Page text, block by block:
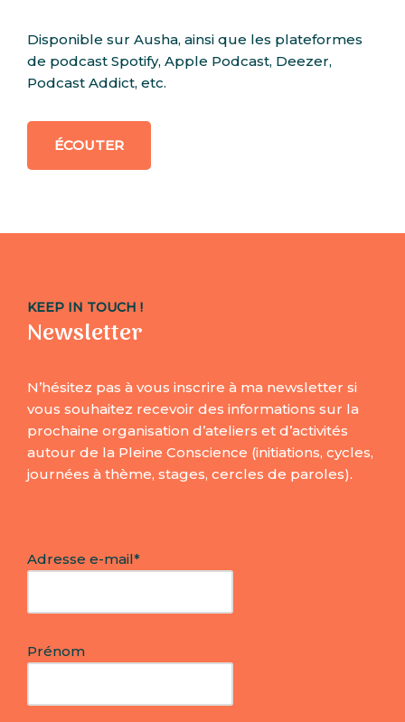
Disponible sur Ausha, ainsi que les plateformes
de podcast Spotify, Apple Podcast, Deezer,
Podcast Addict, etc.
ÉCOUTER
KEEP IN TOUCH !
Newsletter
N’hésitez pas à vous inscrire à ma newsletter si
vous souhaitez recevoir des informations sur la
prochaine organisation d’ateliers et d’activités
autour de la Pleine Conscience (initiations, cycles,
journées à thème, stages, cercles de paroles).
Adresse e-mail*
Prénom